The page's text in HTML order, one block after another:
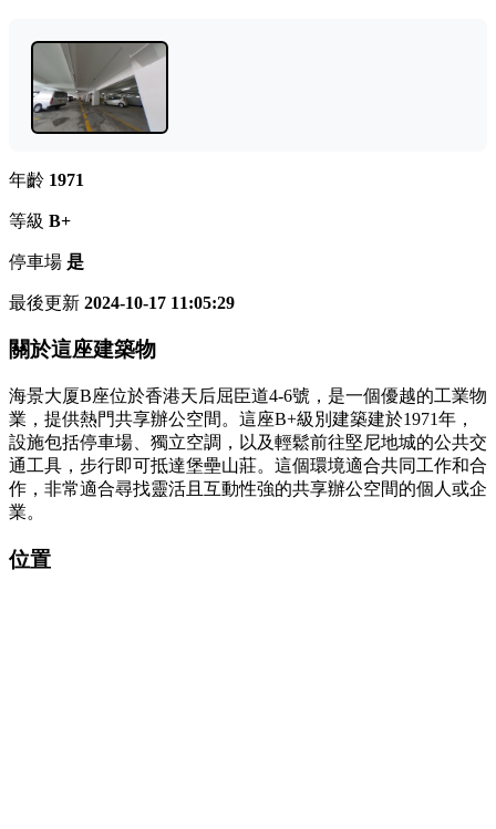
年齡 1971
等級 B+
停車場 是
最後更新 2024-10-17 11:05:29
關於這座建築物
海景大厦B座位於香港天后屈臣道4-6號，是一個優越的工業物
業，提供熱門共享辦公空間。這座B+級別建築建於1971年，
設施包括停車場、獨立空調，以及輕鬆前往堅尼地城的公共交
通工具，步行即可抵達堡壘山莊。這個環境適合共同工作和合
作，非常適合尋找靈活且互動性強的共享辦公空間的個人或企
業。
位置